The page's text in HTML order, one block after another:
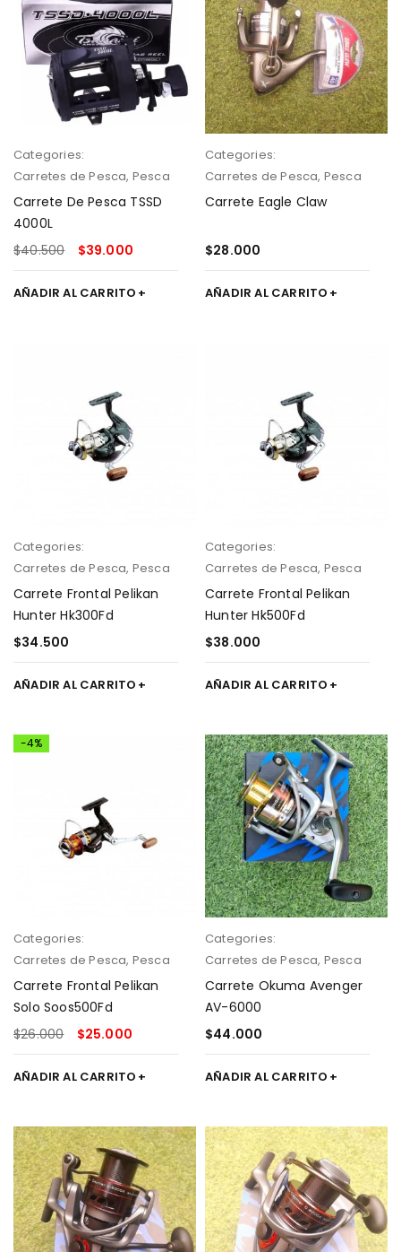
Categories:
Carretes de Pesca, Pesca
Carrete De Pesca TSSD
4000L
$40.500 $39.000
AÑADIR AL CARRITO
Categories:
Carretes de Pesca, Pesca
Carrete Eagle Claw
$28.000
AÑADIR AL CARRITO
Categories:
Carretes de Pesca, Pesca
Carrete Frontal Pelikan
Hunter Hk300Fd
$34.500
AÑADIR AL CARRITO
Categories:
Carretes de Pesca, Pesca
Carrete Frontal Pelikan
Hunter Hk500Fd
$38.000
AÑADIR AL CARRITO
-4%
Categories:
Carretes de Pesca, Pesca
Carrete Frontal Pelikan
Solo Soos500Fd
$26.000 $25.000
AÑADIR AL CARRITO
Categories:
Carretes de Pesca, Pesca
Carrete Okuma Avenger
AV-6000
$44.000
AÑADIR AL CARRITO